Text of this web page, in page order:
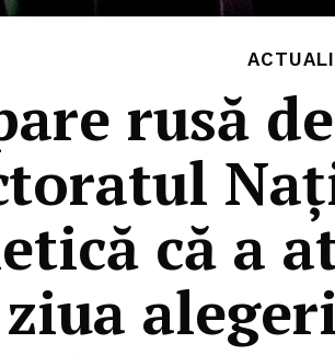
rusă
că a